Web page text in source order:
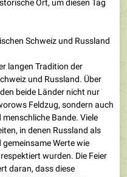
Schweiz und Russland
langen Tradition der
beide Länder nicht nur
Feldzug, sondern auch
Bande. Viele
in denen Russland als
Werte wie
wurden. Die Feier
daran, dass diese
Turbulenzen der